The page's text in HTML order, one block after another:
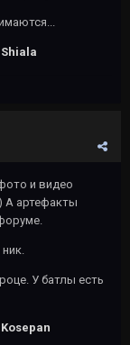
и видео
А артефакты
У батлы есть